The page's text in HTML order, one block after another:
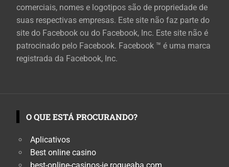
comerciais, nomes e logotipos são de propriedade de
suas respectivas empresas. Este site não faz parte do
site do Facebook ou do Facebook, Inc. Este site não é
patrocinado pelo Facebook. Facebook ™ é uma marca
registrada da Facebook, Inc.
O QUE ESTÁ PROCURANDO?
Aplicativos
Best online casino